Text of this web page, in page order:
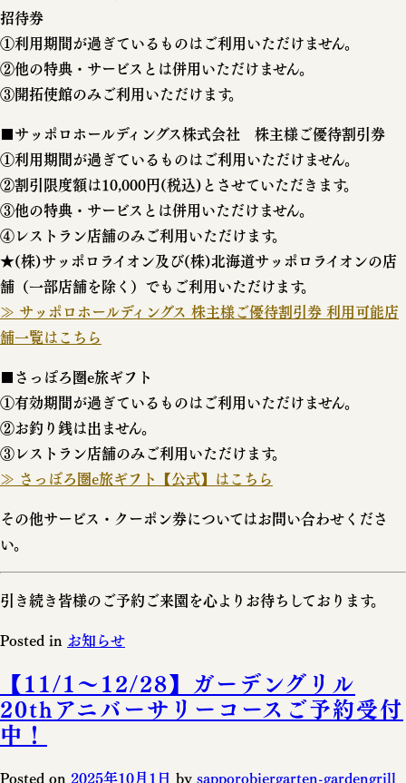
招待券
①利用期間が過ぎているものはご利用いただけません。
②他の特典・サービスとは併用いただけません。
③開拓使館のみご利用いただけます。
■サッポロホールディングス株式会社 株主様ご優待割引券
①利用期間が過ぎているものはご利用いただけません。
②割引限度額は10,000円(税込)とさせていただきます。
③他の特典・サービスとは併用いただけません。
④レストラン店舗のみご利用いただけます。
★(株)サッポロライオン及び(株)北海道サッポロライオンの店
舗（一部店舗を除く）でもご利用いただけます。
≫ サッポロホールディングス 株主様ご優待割引券 利用可能店
舗一覧はこちら
■さっぽろ圏e旅ギフト
①有効期間が過ぎているものはご利用いただけません。
②お釣り銭は出ません。
③レストラン店舗のみご利用いただけます。
≫ さっぽろ圏e旅ギフト【公式】はこちら
その他サービス・クーポン券についてはお問い合わせくださ
い。
引き続き皆様のご予約ご来園を心よりお待ちしております。
Posted in お知らせ
【11/1～12/28】ガーデングリル
20thアニバーサリーコースご予約受付
中！
Posted on 2025年10月1日 by sapporobiergarten-gardengrill